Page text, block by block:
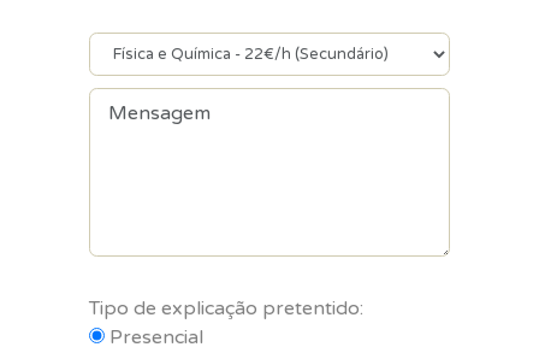
Tipo de explicação pretentido:
Presencial